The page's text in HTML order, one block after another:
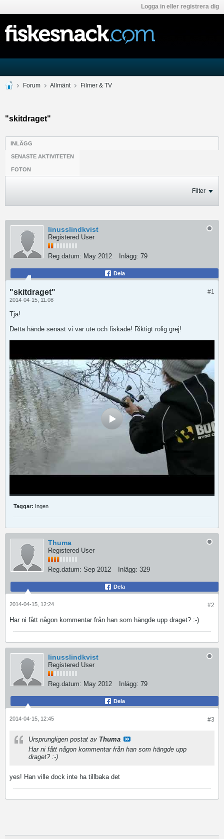
Logga in eller registrera dig
Forum Allmänt Filmer & TV
"skitdraget"
INLÄGG
SENASTE AKTIVITETEN
FOTON
Filter
linusslindkvist
Registered User
Reg.datum: May 2012 Inlägg: 79
Dela
#1
"skitdraget"
2014-04-15, 11:08
Tja!
Detta hände senast vi var ute och fiskade! Riktigt rolig grej!
Taggar: Ingen
Thuma
Registered User
Reg.datum: Sep 2012 Inlägg: 329
Dela
#2
2014-04-15, 12:24
Har ni fått någon kommentar från han som hängde upp draget? :-)
linusslindkvist
Registered User
Reg.datum: May 2012 Inlägg: 79
Dela
#3
2014-04-15, 12:45
Ursprungligen postat av Thuma
Har ni fått någon kommentar från han som hängde upp
draget? :-)
yes! Han ville dock inte ha tillbaka det